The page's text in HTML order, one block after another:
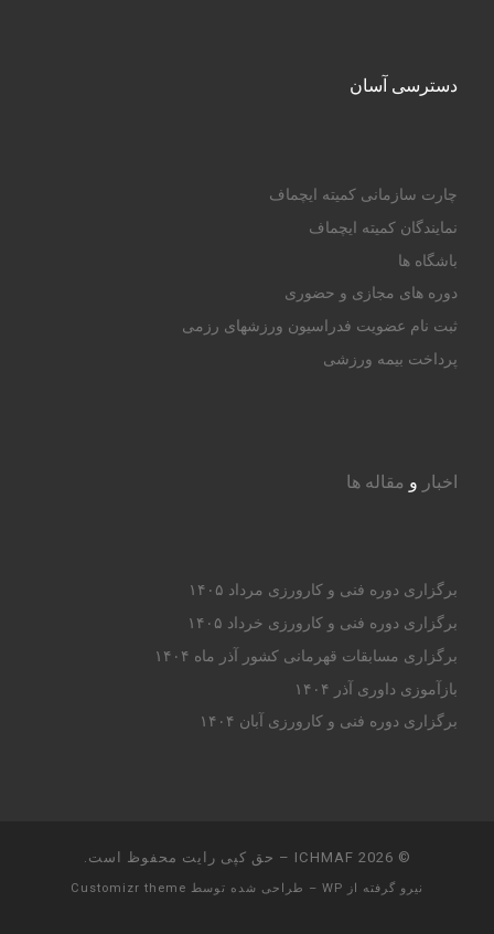
دسترسی آسان
چارت سازمانی کمیته ایچماف
نمایندگان کمیته ایچماف
باشگاه ها
دوره های مجازی و حضوری
ثبت نام عضویت فدراسیون ورزشهای رزمی
پرداخت بیمه ورزشی
اخبار و مقاله ها
برگزاری دوره فنی و کارورزی مرداد ۱۴۰۵
برگزاری دوره فنی و کارورزی خرداد ۱۴۰۵
برگزاری مسابقات قهرمانی کشور آذر ماه ۱۴۰۴
بازآموزی داوری آذر ۱۴۰۴
برگزاری دوره فنی و کارورزی آبان ۱۴۰۴
© 2026
ICHMAF – حق کپی رایت محفوظ است.
نیرو گرفته از WP – طراحی شده توسط Customizr theme